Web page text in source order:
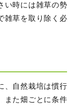
い時には雑草の勢
雑草を取り除く必
、自然栽培は慣行
また畑ごとに条件